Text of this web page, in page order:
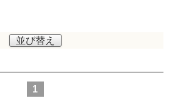
並び替え
1